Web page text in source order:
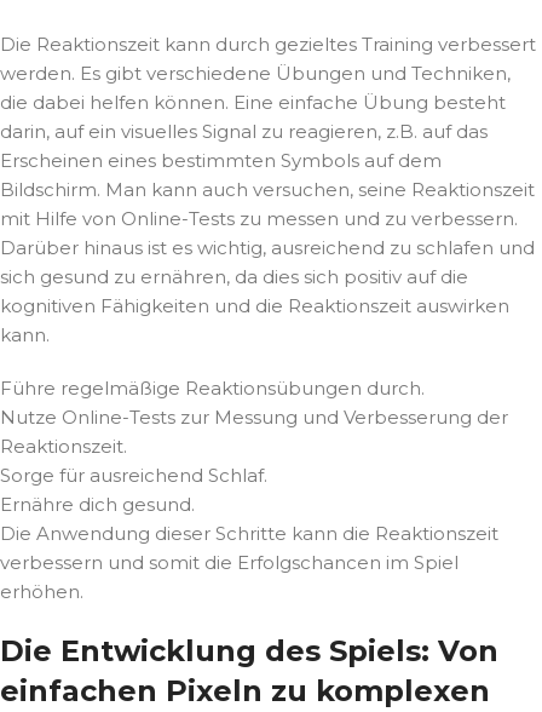
Die Reaktionszeit kann durch gezieltes Training verbessert
werden. Es gibt verschiedene Übungen und Techniken,
die dabei helfen können. Eine einfache Übung besteht
darin, auf ein visuelles Signal zu reagieren, z.B. auf das
Erscheinen eines bestimmten Symbols auf dem
Bildschirm. Man kann auch versuchen, seine Reaktionszeit
mit Hilfe von Online-Tests zu messen und zu verbessern.
Darüber hinaus ist es wichtig, ausreichend zu schlafen und
sich gesund zu ernähren, da dies sich positiv auf die
kognitiven Fähigkeiten und die Reaktionszeit auswirken
kann.
Führe regelmäßige Reaktionsübungen durch.
Nutze Online-Tests zur Messung und Verbesserung der
Reaktionszeit.
Sorge für ausreichend Schlaf.
Ernähre dich gesund.
Die Anwendung dieser Schritte kann die Reaktionszeit
verbessern und somit die Erfolgschancen im Spiel
erhöhen.
Die Entwicklung des Spiels: Von
einfachen Pixeln zu komplexen